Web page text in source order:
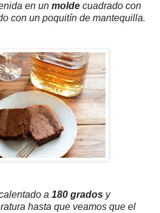
en un molde cuadrado con
con un poquitín de mantequilla.
a 180 grados y
hasta que veamos que el